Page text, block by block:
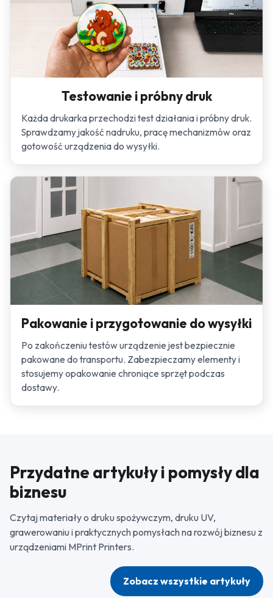
Testowanie i próbny druk
Każda drukarka przechodzi test działania i próbny druk.
Sprawdzamy jakość nadruku, pracę mechanizmów oraz
gotowość urządzenia do wysyłki.
Pakowanie i przygotowanie do wysyłki
Po zakończeniu testów urządzenie jest bezpiecznie
pakowane do transportu. Zabezpieczamy elementy i
stosujemy opakowanie chroniące sprzęt podczas
dostawy.
Przydatne artykuły i pomysły dla
biznesu
Czytaj materiały o druku spożywczym, druku UV,
grawerowaniu i praktycznych pomysłach na rozwój biznesu z
urządzeniami MPrint Printers.
Zobacz wszystkie artykuły